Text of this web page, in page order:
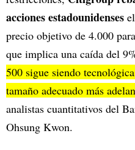
acciones estadounidenses
precio objetivo de 4.000
que implica una caída del
500 sigue siendo
tamaño adecuado más
analistas cuantitativos del
Ohsung Kwon.